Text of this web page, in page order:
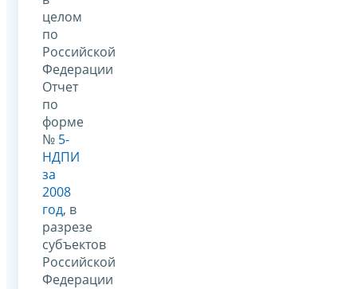
целом
по
Российской
Федерации
Отчет
по
форме
№ 5-
НДПИ
за
2008
год, в
разрезе
субъектов
Российской
Федерации